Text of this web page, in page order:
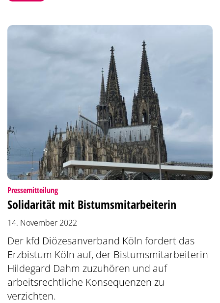
Pressemitteilung:
Solidarität mit Bistumsmitarbeiterin
14. November 2022
Der kfd Diözesanverband Köln fordert das
Erzbistum Köln auf, der Bistumsmitarbeiterin
Hildegard Dahm zuzuhören und auf
arbeitsrechtliche Konsequenzen zu
verzichten.